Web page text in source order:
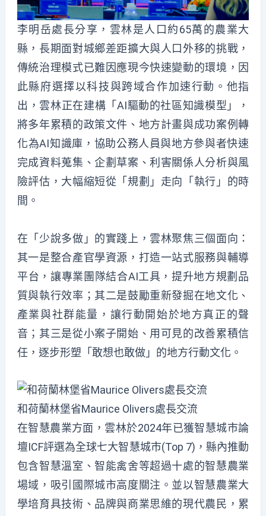
李明岳處長分享，雲林是人口約65萬的農業大
縣，長期面對城鄉差距擴大與人口外移的挑戰，
傳統治理模式已難因應現今快速變動的環境，因
此縣府選擇以科技與跨域合作加速行動。他指
出，雲林正在建構「AI驅動的社區知識模型」，
將多年累積的政策文件、地方計畫與成功案例轉
化為AI知識庫，協助公務人員與地方參與者快速
完成資料蒐集、企劃草案、利害關係人分析與風
險評估，大幅縮短從「規劃」走向「執行」的時
間。
在「少說多做」的實踐上，雲林聚焦三個面向：
其一是整合產官學資源，打造一站式服務與輔導
平台，讓專業團隊結合AI工具，提升地方規劃品
質與執行效率；其二是鼓勵重新發掘在地文化、
產業與社群能量，讓行動開始於地方真正的聲
音；其三是從小案子開始、用可見的改善累積信
任，逐步形塑「敢想也敢做」的地方行動文化。
和荷蘭林堡省Maurice Olivers處長交流
在智慧農業方面，雲林於2024年已獲智慧城市論
壇ICF評選為全球七大智慧城市(Top 7)，縣內推動
包含智慧溫室、智能禽舍等超過十處的智慧農業
場域，吸引國際城市高度關注。並以智慧農業大
學培育具技術、品牌與商業思維的現代農民，累